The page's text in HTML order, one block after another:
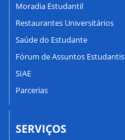
Moradia Estudantil
Restaurantes Universitários
Saúde do Estudante
Fórum de Assuntos Estudantis
SIAE
Parcerias
SERVIÇOS